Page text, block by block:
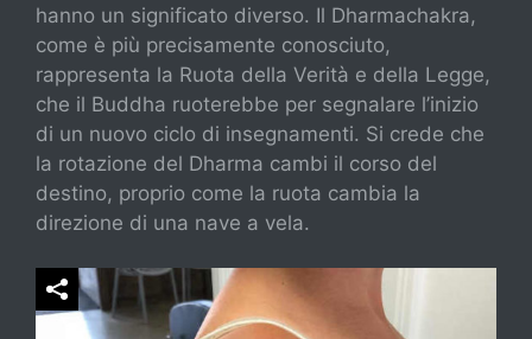
hanno un significato diverso. Il Dharmachakra,
come è più precisamente conosciuto,
rappresenta la Ruota della Verità e della Legge,
che il Buddha ruoterebbe per segnalare l’inizio
di un nuovo ciclo di insegnamenti. Si crede che
la rotazione del Dharma cambi il corso del
destino, proprio come la ruota cambia la
direzione di una nave a vela.